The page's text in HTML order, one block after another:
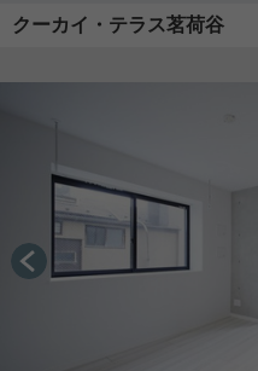
クーカイ・テラス茗荷谷